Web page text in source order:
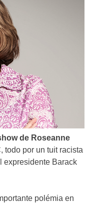
de Roseanne
todo por un tuit racista
expresidente Barack
polémia en